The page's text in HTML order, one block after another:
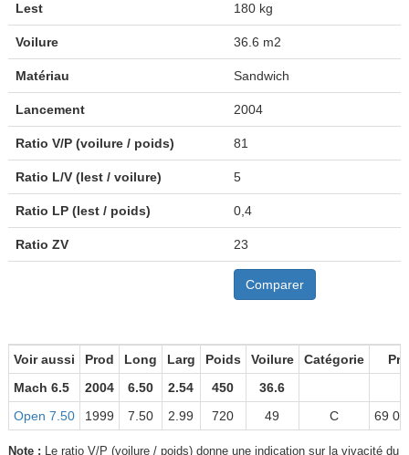
Lest 180 kg
Voilure 36.6 m2
Matériau Sandwich
Lancement 2004
Ratio V/P (voilure / poids) 81
Ratio L/V (lest / voilure) 5
Ratio LP (lest / poids) 0,4
Ratio ZV 23
Comparer
Voir aussi Prod Long Larg Poids Voilure Catégorie
Mach 6.5
2004 6.50 2.54 450
36.6
Open 7.50
1999 7.50 2.99 720 49 C 69
Note : Le ratio V/P (voilure / poids) donne une indication sur la vivacité du